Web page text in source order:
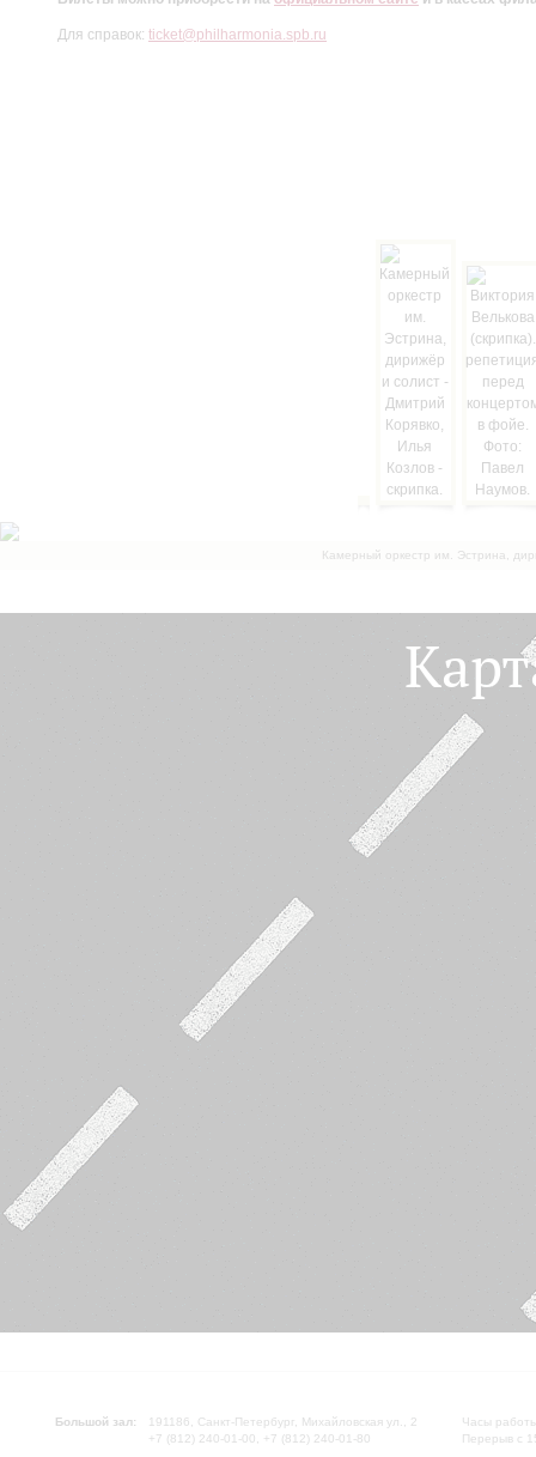
Для справок: ticket@philharmonia.spb.ru
Камерный оркестр им. Эстрина,
Большой зал:
191186, Санкт-Петербург, Михайловская ул., 2
+7 (812) 240-01-00, +7 (812) 240-01-80
Часы
Перерыв с